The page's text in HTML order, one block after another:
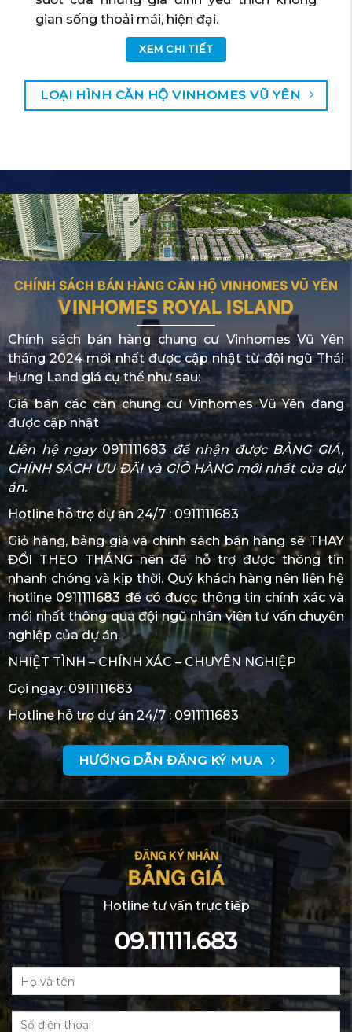
gian sống thoải mái, hiện đại.
XEM CHI TIẾT
LOẠI HÌNH CĂN HỘ VINHOMES VŨ YÊN
CHÍNH SÁCH BÁN HÀNG CĂN HỘ VINHOMES VŨ YÊN
VINHOMES ROYAL ISLAND
Chính sách bán hàng chung cư Vinhomes Vũ Yên
tháng 2024 mới nhất được cập nhật từ đội ngũ Thái
Hưng Land giá cụ thể như sau:
Giá bán các căn chung cư Vinhomes Vũ Yên đang
được cập nhật
Liên hệ ngay 0911111683để nhận được BẢNG GIÁ,
CHÍNH SÁCH ƯU ĐÃIvàGIỎ HÀNGmới nhất của dự
án.
Hotline hỗ trợ dự án 24/7 : 0911111683
Giỏ hàng, bảng giá và chính sách bán hàng sẽ THAY
ĐỔI THEO THÁNG nên để hỗ trợ được thông tin
nhanh chóng và kịp thời. Quý khách hàng nên liên hệ
hotline 0911111683 để có được thông tin chính xác và
mới nhất thông qua đội ngũ nhân viên tư vấn chuyên
nghiệp của dự án.
NHIỆT TÌNH – CHÍNH XÁC – CHUYÊN NGHIỆP
Gọi ngay:0911111683
Hotline hỗ trợ dự án 24/7 : 0911111683
HƯỚNG DẪN ĐĂNG KÝ MUA
ĐĂNG KÝ NHẬN
BẢNG GIÁ
Hotline tư vấn trực tiếp
09.11111.683